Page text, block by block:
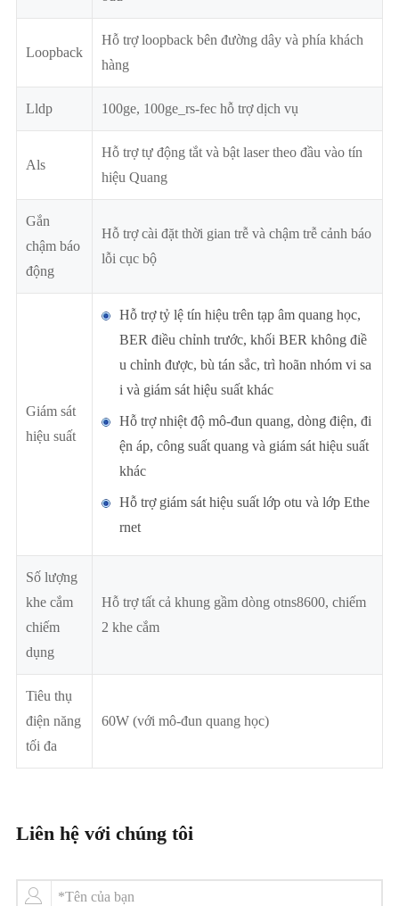
Loopback
Hỗ trợ loopback bên đường dây và phía khách
hàng
Lldp 100ge, 100ge_rs-fec hỗ trợ dịch vụ
Als
Hỗ trợ tự động tắt và bật laser theo đầu vào tín
hiệu Quang
Gắn
chậm báo
động
Hỗ trợ cài đặt thời gian trễ và chậm trễ cảnh báo
lỗi cục bộ
Giám sát
hiệu suất
Hỗ trợ tỷ lệ tín hiệu trên tạp âm quang học,
BER điều chỉnh trước, khối BER không điề
u chỉnh được, bù tán sắc, trì hoãn nhóm vi sa
i và giám sát hiệu suất khác
Hỗ trợ nhiệt độ mô-đun quang, dòng điện, đi
ện áp, công suất quang và giám sát hiệu suất
khác
Hỗ trợ giám sát hiệu suất lớp otu và lớp Ethe
rnet
Số lượng
khe cắm
chiếm
dụng
Hỗ trợ tất cả khung gầm dòng otns8600, chiếm
2 khe cắm
Tiêu thụ
điện năng
tối đa
60W (với mô-đun quang học)
Liên hệ với chúng tôi